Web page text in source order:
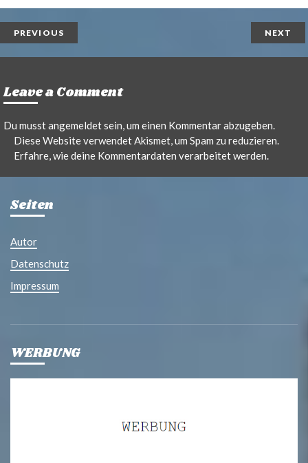
n
t
i
l
PREVIOUS NEXT
Leave a Comment
Du musstangemeldetsein, um einen Kommentar abzugeben.
Diese Website verwendet Akismet, um Spam zu reduzieren.
Erfahre, wie deine Kommentardaten verarbeitet werden.
Seiten
Autor
Datenschutz
Impressum
WERBUNG